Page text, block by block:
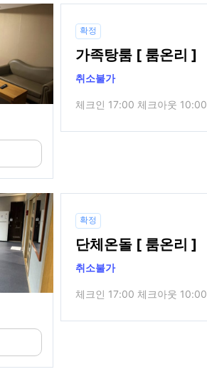
확정
가족탕룸 [ 룸온리 ]
취소불가
체크인 17:00 체크아웃 10:00
확정
단체온돌 [ 룸온리 ]
취소불가
체크인 17:00 체크아웃 10:00